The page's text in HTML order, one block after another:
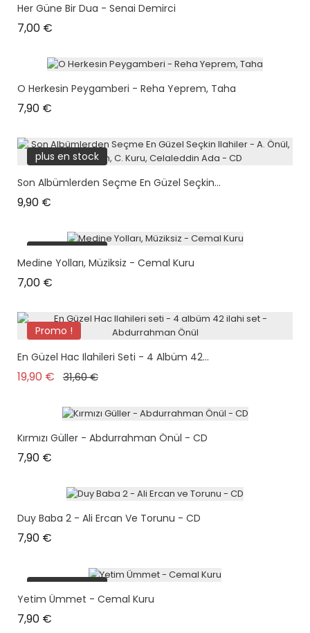
Her Güne Bir Dua - Senai Demirci
7,00 €
O Herkesin Peygamberi - Reha Yeprem, Taha
7,90 €
plus en stock
Son Albümlerden Seçme En Güzel Seçkin...
9,90 €
plus en stock
Medine Yolları, Müziksiz - Cemal Kuru
7,00 €
Promo !
plus en stock
En Güzel Hac Ilahileri Seti - 4 Albüm 42...
19,90 € Prix de base
31,60 €Prix
Kırmızı Güller - Abdurrahman Önül - CD
7,90 €
Duy Baba 2 - Ali Ercan Ve Torunu - CD
7,90 €
plus en stock
Yetim Ümmet - Cemal Kuru
7,90 €